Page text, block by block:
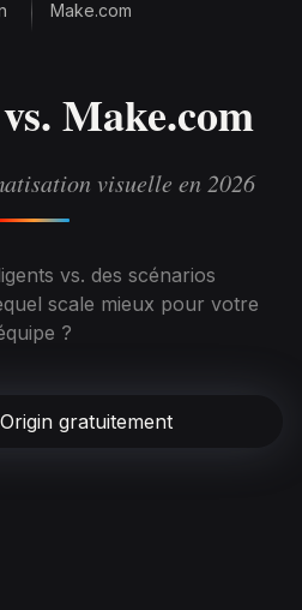
Make.com
Make.com
visuelle en 2026
vs. des scénarios
scale mieux pour votre
?
gratuitement